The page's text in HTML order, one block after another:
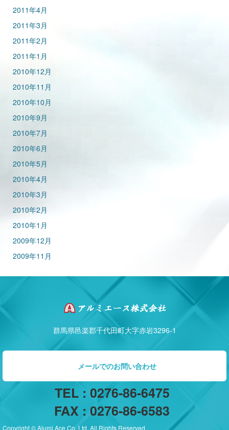
2011年4月
2011年3月
2011年2月
2011年1月
2010年12月
2010年11月
2010年10月
2010年9月
2010年7月
2010年6月
2010年5月
2010年4月
2010年3月
2010年2月
2010年1月
2009年12月
2009年11月
群馬県邑楽郡千代田町大字赤岩3296-1
メールでのお問い合わせ
TEL : 0276-86-6475
FAX : 0276-86-6583
Copyright © Alumi Ace Co. Ltd. All Rights Reserved.